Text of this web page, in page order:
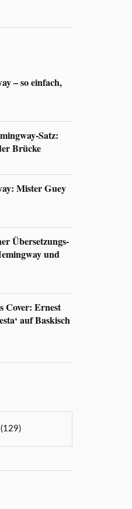
– so einfach,
Satz:
Brücke
Mister Guey
Übersetzungs-
und
Cover: Ernest
auf Baskisch